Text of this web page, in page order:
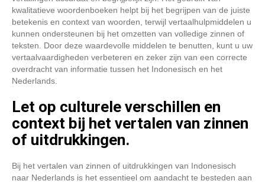
kwalitatieve woordenboeken helpt bij het begrijpen van de juiste
betekenis en context van woorden, terwijl vertaalhulpmiddelen u
kunnen ondersteunen bij het omzetten van volledige zinnen of
teksten. Door deze waardevolle middelen te benutten, kunt u uw
vertaalvaardigheden verbeteren en zeker zijn van een correcte
overdracht van informatie tussen het Indonesisch en het
Nederlands.
Let op culturele verschillen en
context bij het vertalen van zinnen
of uitdrukkingen.
Bij het vertalen van zinnen of uitdrukkingen van Indonesisch
naar Nederlands is het essentieel om aandacht te besteden aan